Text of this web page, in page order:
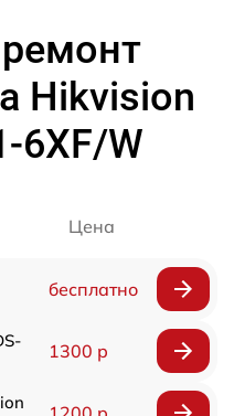
Hikvision
6XF/W
Цена
бесплатно
1300 р